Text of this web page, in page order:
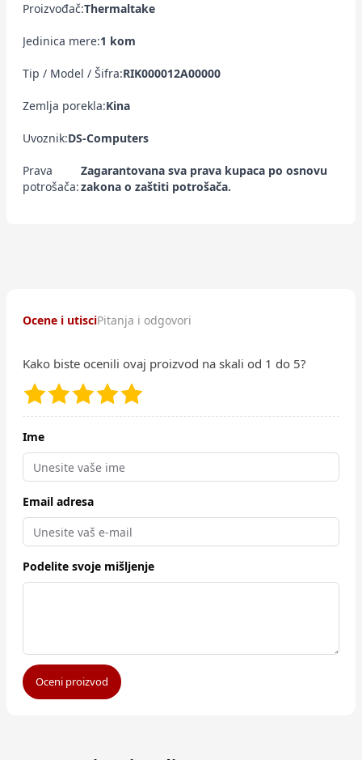
Proizvođač:Thermaltake
Jedinica mere:1 kom
Tip / Model / Šifra:RIK000012A00000
Zemlja porekla:Kina
Uvoznik:DS-Computers
Prava
potrošača:
Zagarantovana sva prava kupaca po osnovu
zakona o zaštiti potrošača.
Ocene i utisciPitanja i odgovori
Kako biste ocenili ovaj proizvod na skali od 1 do 5?
Ime
Email adresa
Podelite svoje mišljenje
Oceni proizvod